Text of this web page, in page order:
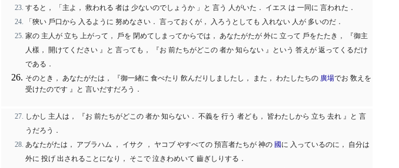
すると， 「主よ， 救われる 者は 少ないのでしょうか 」と 言う 人がいた． イエス は 一同に 言われた．
「狹い 戶口から 入るように 努めなさい． 言っておくが， 入ろうとしても 入れない 人が 多いのだ．
家の 主人が 立ち 上がって， 戶を 閉めてしまってからでは， あなたがたが 外に 立って 戶をたたき， 『御主
人樣， 開けてください 』と 言っても， 『お 前たちがどこの 者か 知らない 』という 答えが 返ってくるだけ
である．
そのとき， あなたがたは， 『御一緖に 食べたり 飮んだりしましたし， また， わたしたちの 廣場でお 敎えを
受けたのです 』と 言いだすだろう．
しかし 主人は， 『お 前たちがどこの 者か 知らない． 不義を 行う 者ども， 皆わたしから 立ち 去れ 』と 言
うだろう．
あなたがたは， アブラハム ， イサク ， ヤコブ やすべての 預言者たちが 神の 國 に 入っているのに， 自分は
外に 投げ 出されることになり， そこで 泣きわめいて 齒ぎしりする．